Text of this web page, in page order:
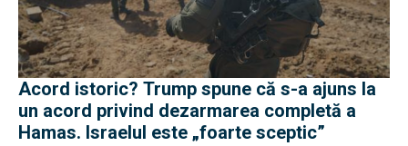
Acord istoric? Trump spune că s-a ajuns la
un acord privind dezarmarea completă a
Hamas. Israelul este „foarte sceptic”